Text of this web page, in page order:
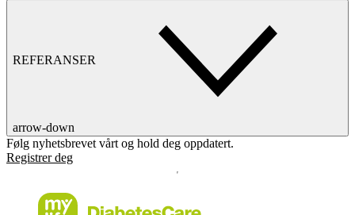
REFERANSER
arrow-down
Følg nyhetsbrevet vårt og hold deg oppdatert.
Registrer deg